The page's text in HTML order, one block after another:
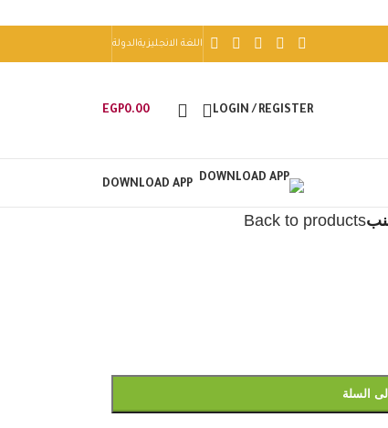
اللغة الانجليزيةالدولة
LOGIN / REGISTER
EGP0.00
DOWNLOAD APP
Back to products
السلة